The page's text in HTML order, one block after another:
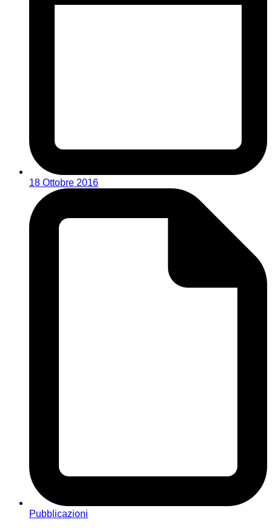
18 Ottobre 2016
Pubblicazioni